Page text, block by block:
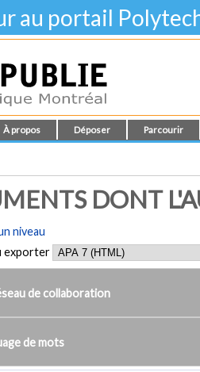
au portail
À propos Déposer Parcourir
DONT
niveau
exporter
de collaboration
de mots